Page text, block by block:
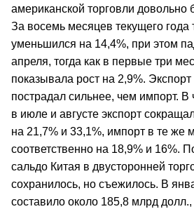
американской торговли довольно
За восемь месяцев текущего года
уменьшился на 14,4%, при этом
апреля, тогда как в первые три
показывала рост на 2,9%.
пострадал сильнее, чем импорт. В
в июле и августе экспорт
на 21,7% и 33,1%, импорт в те же
соответственно на 18,9% и 16%.
сальдо Китая в двусторонней
сохранилось, но съежилось. В
составило около 185,8 млрд